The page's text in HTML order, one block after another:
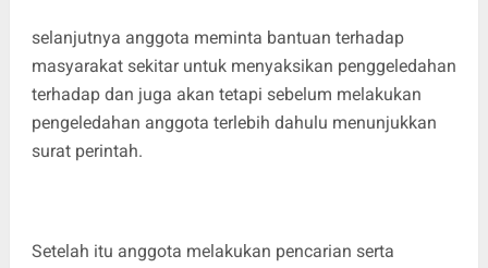
selanjutnya anggota meminta bantuan terhadap
masyarakat sekitar untuk menyaksikan penggeledahan
terhadap dan juga akan tetapi sebelum melakukan
pengeledahan anggota terlebih dahulu menunjukkan
surat perintah.
Setelah itu anggota melakukan pencarian serta